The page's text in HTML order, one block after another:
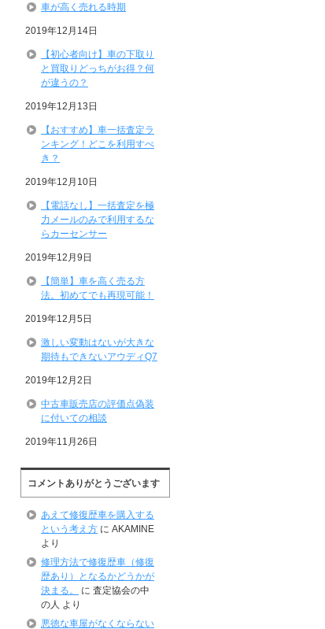
車が高く売れる時期
2019年12月14日
【初心者向け】車の下取り
と買取りどっちがお得？何
が違うの？
2019年12月13日
【おすすめ】車一括査定ラ
ンキング！どこを利用すべ
き？
2019年12月10日
【電話なし】一括査定を極
力メールのみで利用するな
らカーセンサー
2019年12月9日
【簡単】車を高く売る方
法。初めてでも再現可能！
2019年12月5日
激しい変動はないが大きな
期待もできないアウディQ7
2019年12月2日
中古車販売店の評価点偽装
に付いての相談
2019年11月26日
コメントありがとうございます
あえて修復歴車を購入する
という考え方 に AKAMINE
より
修理方法で修復歴車（修復
歴あり）となるかどうかが
決まる。
に 査定協会の中
の人 より
悪徳な車屋がなくならない